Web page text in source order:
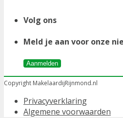
Volg ons
Meld je aan voor onze
Aanmelden
Copyright MakelaardijRijnmond.nl
Privacyverklaring
Algemene voorwaarden